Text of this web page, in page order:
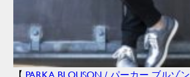
【 PARKA BLOUSON / パーカー ブルゾン